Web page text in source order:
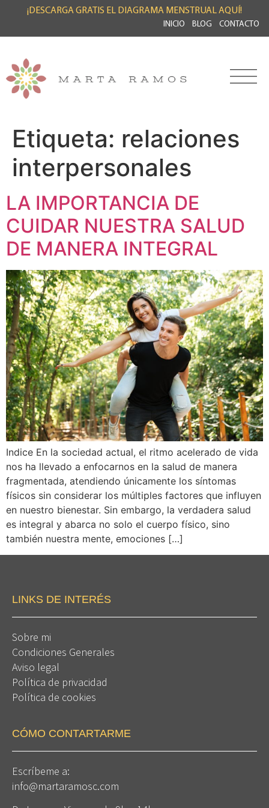
¡DESCARGA GRATIS EL DIAGRAMA MENSTRUAL AQUÍ!
INICIO BLOG CONTACTO
Etiqueta: relaciones
interpersonales
LA IMPORTANCIA DE
CUIDAR NUESTRA SALUD
DE MANERA INTEGRAL
Indice En la sociedad actual, el ritmo acelerado de vida
nos ha llevado a enfocarnos en la salud de manera
fragmentada, atendiendo únicamente los síntomas
físicos sin considerar los múltiples factores que influyen
en nuestro bienestar. Sin embargo, la verdadera salud
es integral y abarca no solo el cuerpo físico, sino
también nuestra mente, emociones […]
LINKS DE INTERÉS
Sobre mi
Condiciones Generales
Aviso legal
Política de privacidad
Política de cookies
CÓMO CONTARTARME
Escríbeme a:
info@martaramosc.com